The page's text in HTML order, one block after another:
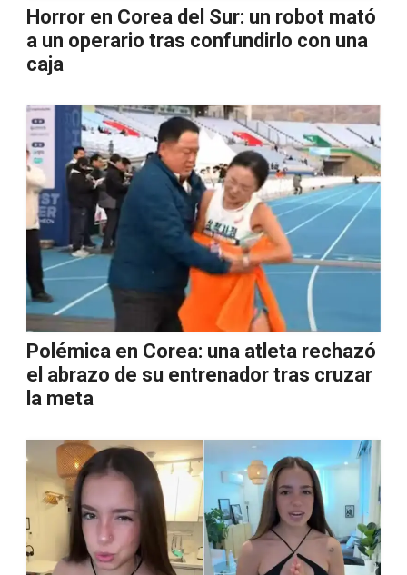
Horror en Corea del Sur: un robot mató
a un operario tras confundirlo con una
caja
Polémica en Corea: una atleta rechazó
el abrazo de su entrenador tras cruzar
la meta